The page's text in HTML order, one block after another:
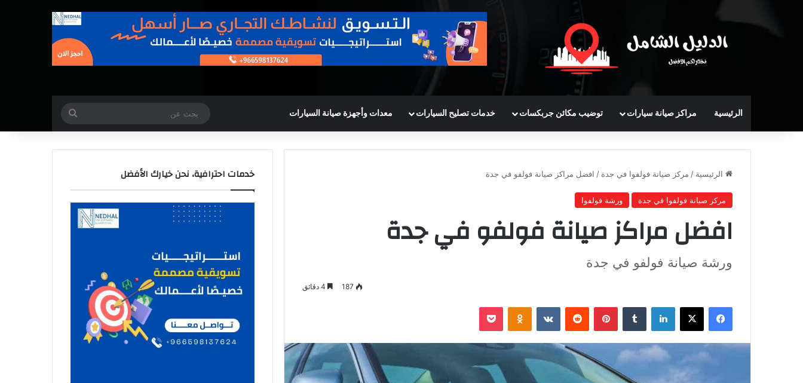
الرئيسية مراكز صيانة سيارات توضيب مكائن جربكسات خدمات تصليح السيارات معدات وأجهزة صيانة السيارات
عن
الرئيسية / مركز صيانة فولفوا في جدة / افضل مراكز صيانة فولفو في جدة
مركز صيانة فولفوا في جدة ورشة فولفوا
افضل مراكز صيانة فولفو في جدة
ورشة صيانة فولفو في جدة
187
فيسبوك لينكدإن بينتيريست
خدمات احترافية، نحن خيارك الأفضل